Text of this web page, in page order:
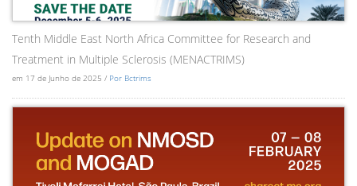
Tenth Middle East North Africa Committee for Research and
Treatment in Multiple Sclerosis (MENACTRIMS)
em 17 de Junho de 2025 / Por Bctrims